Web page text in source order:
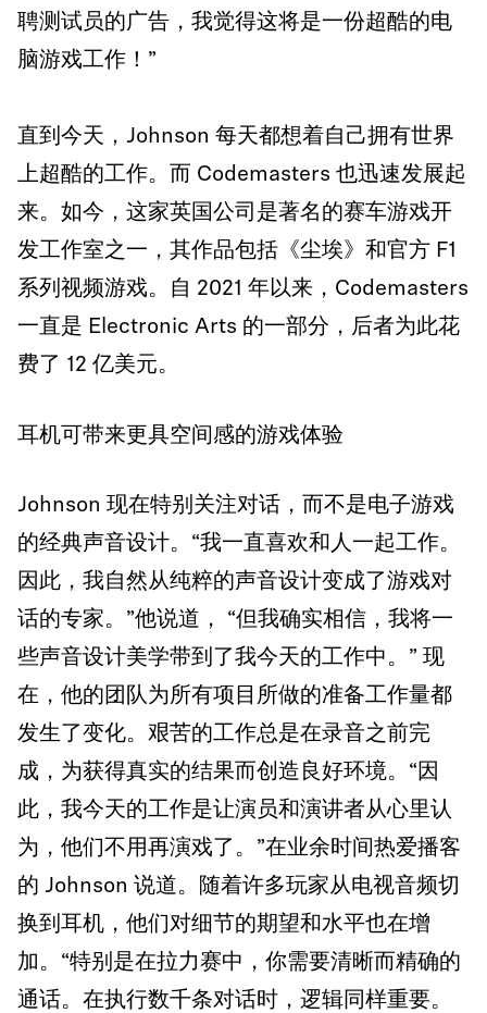
聘测试员的广告，我觉得这将是一份超酷的电
脑游戏工作！”
直到今天，Johnson 每天都想着自己拥有世界
上超酷的工作。而 Codemasters 也迅速发展起
来。如今，这家英国公司是著名的赛车游戏开
发工作室之一，其作品包括《尘埃》和官方 F1
系列视频游戏。自 2021 年以来，Codemasters
一直是 Electronic Arts 的一部分，后者为此花
费了 12 亿美元。
耳机可带来更具空间感的游戏体验
Johnson 现在特别关注对话，而不是电子游戏
的经典声音设计。“我一直喜欢和人一起工作。
因此，我自然从纯粹的声音设计变成了游戏对
话的专家。”他说道， “但我确实相信，我将一
些声音设计美学带到了我今天的工作中。” 现
在，他的团队为所有项目所做的准备工作量都
发生了变化。艰苦的工作总是在录音之前完
成，为获得真实的结果而创造良好环境。“因
此，我今天的工作是让演员和演讲者从心里认
为，他们不用再演戏了。”在业余时间热爱播客
的 Johnson 说道。随着许多玩家从电视音频切
换到耳机，他们对细节的期望和水平也在增
加。“特别是在拉力赛中，你需要清晰而精确的
通话。在执行数千条对话时，逻辑同样重要。